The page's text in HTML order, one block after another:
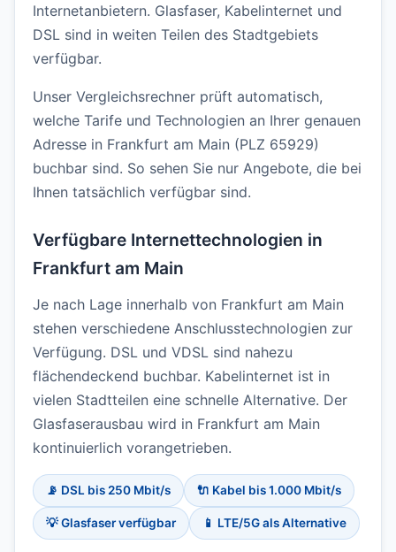
Internetanbietern. Glasfaser, Kabelinternet und
DSL sind in weiten Teilen des Stadtgebiets
verfügbar.
Unser Vergleichsrechner prüft automatisch,
welche Tarife und Technologien an Ihrer genauen
Adresse in Frankfurt am Main (PLZ 65929)
buchbar sind. So sehen Sie nur Angebote, die bei
Ihnen tatsächlich verfügbar sind.
Verfügbare Internettechnologien in
Frankfurt am Main
Je nach Lage innerhalb von Frankfurt am Main
stehen verschiedene Anschlusstechnologien zur
Verfügung. DSL und VDSL sind nahezu
flächendeckend buchbar. Kabelinternet ist in
vielen Stadtteilen eine schnelle Alternative. Der
Glasfaserausbau wird in Frankfurt am Main
kontinuierlich vorangetrieben.
📡 DSL bis 250 Mbit/s 🔌 Kabel bis 1.000 Mbit/s
💡 Glasfaser verfügbar 📱 LTE/5G als Alternative